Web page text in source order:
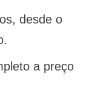
desde o
a preço